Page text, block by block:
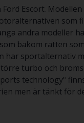
Escort.
som
andra modeller
bakom ratten som
har sportalternativ
turbo och
technology"
men är tänkt för